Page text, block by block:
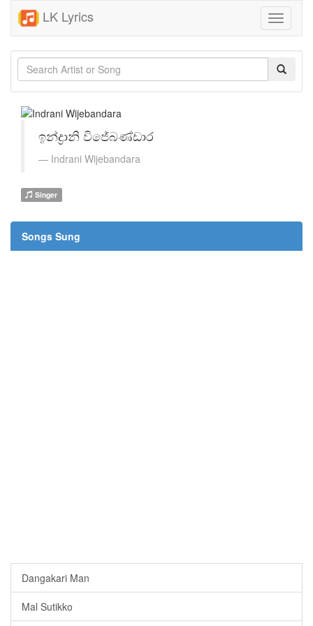
LK Lyrics
Toggle
ඉන්ද්‍රානි විජේබණ්ඩාර
Indrani Wijebandara
Singer
Songs Sung
Dangakari Man
Mal Sutikko